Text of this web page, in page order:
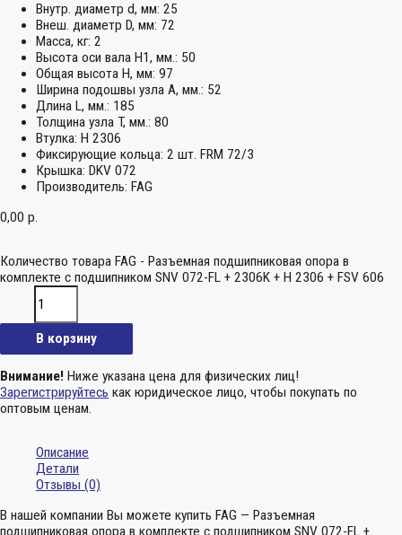
Внутр. диаметр d, мм: 25
Внеш. диаметр D, мм: 72
Масса, кг: 2
Высота оси вала H1, мм.: 50
Общая высота H, мм: 97
Ширина подошвы узла А, мм.: 52
Длина L, мм.: 185
Толщина узла T, мм.: 80
Втулка: H 2306
Фиксирующие кольца: 2 шт. FRM 72/3
Крышка: DKV 072
Производитель: FAG
0,00 р.
Количество товара FAG - Разъемная подшипниковая опора в
комплекте с подшипником SNV 072-FL + 2306K + H 2306 + FSV 606
В корзину
Внимание! Ниже указана цена для физических лиц!
Зарегистрируйтесь как юридическое лицо, чтобы покупать по
оптовым ценам.
Описание
Детали
Отзывы (0)
В нашей компании Вы можете купить FAG — Разъемная
подшипниковая опора в комплекте с подшипником SNV 072-FL +